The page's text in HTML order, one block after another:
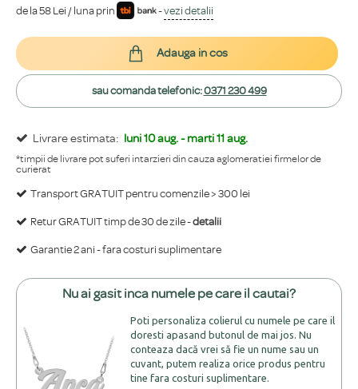
Livrare estimata: luni 10 aug. - marti 11 aug.
*timpii de livrare pot suferi intarzieri din cauza aglomeratiei firmelor de
curierat
Transport GRATUIT pentru comenzile > 300 lei
Retur GRATUIT timp de 30 de zile -detalii
Garantie 2 ani - fara costuri suplimentare
de la 58 Lei / luna prin -vezi detalii
Adauga in cos
sau comanda telefonic:0371 230 499
Nu ai gasit inca numele pe care il cautai?
Poti personaliza colierul cu numele pe care il
doresti apasand butonul de mai jos. Nu
conteaza dacă vrei să fie un nume sau un
cuvant, putem realiza orice produs pentru
tine fara costuri suplimentare.